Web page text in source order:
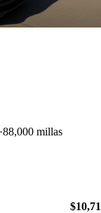
88,000 millas